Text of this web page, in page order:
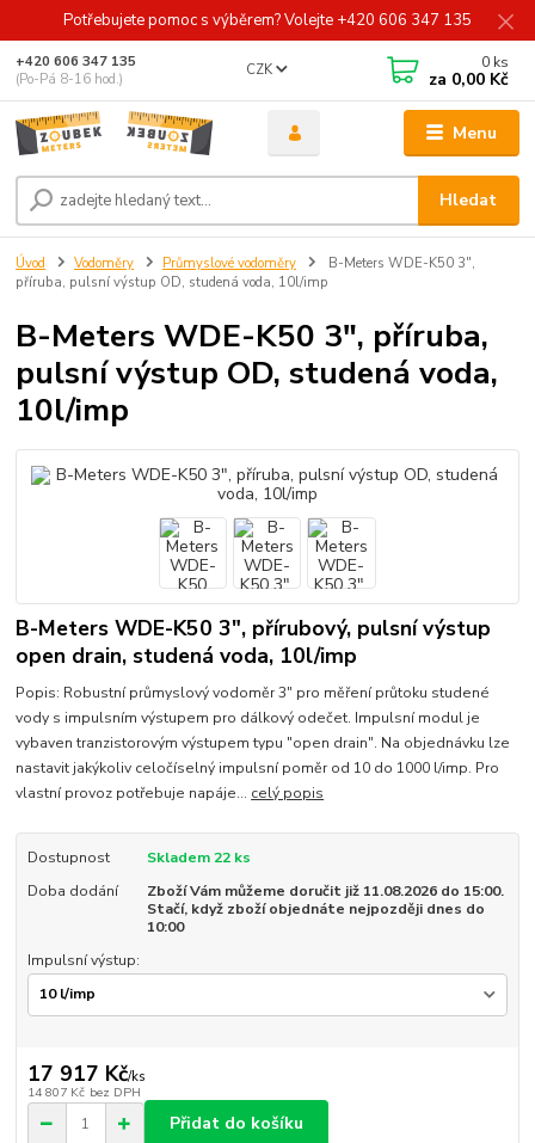
Potřebujete pomoc s výběrem? Volejte +420 606 347 135
Menu
CZK
Hledat
+420 606 347 135
(Po-Pá 8-16 hod.)
0 ks
za 0,00 Kč
Úvod Vodoměry Průmyslové vodoměry
B-Meters WDE-K50 3",
příruba, pulsní výstup OD, studená voda, 10l/imp
B-Meters WDE-K50 3", příruba,
pulsní výstup OD, studená voda,
10l/imp
B-Meters WDE-K50 3", přírubový, pulsní výstup
open drain, studená voda, 10l/imp
Popis: Robustní průmyslový vodoměr 3" pro měření průtoku studené
vody s impulsním výstupem pro dálkový odečet. Impulsní modul je
vybaven tranzistorovým výstupem typu "open drain". Na objednávku lze
nastavit jakýkoliv celočíselný impulsní poměr od 10 do 1000 l/imp. Pro
vlastní provoz potřebuje napáje... celý popis
Dostupnost
Skladem 22 ks
Doba dodání
Zboží Vám můžeme doručit již 11.08.2026 do 15:00.
Stačí, když zboží objednáte nejpozději dnes do
10:00
Impulsní výstup:
17 917 Kč/ks
14 807 Kč bez DPH
Přidat do košíku